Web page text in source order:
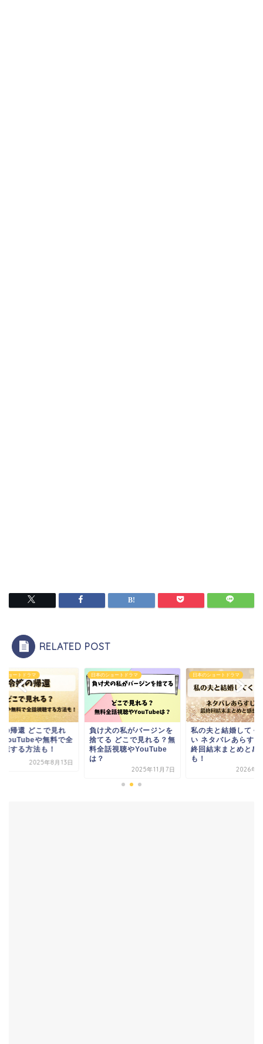
RELATED POST
ショートドラマ
犬の私がバージンを
る どこで見れる？無
話視聴やYouTube
日本のショートドラマ
私の夫と結婚してくださ
い ネタバレあらすじ！最
終回結末まとめと感想
も！
2026年1月5日
日本のショートドラマ
令嬢の帰還 どこで見
る？YouTubeや無料
話視聴する方法も！